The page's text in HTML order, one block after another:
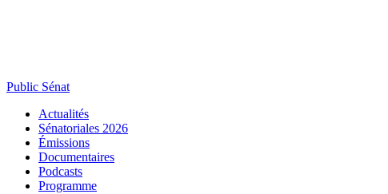
Public Sénat
Actualités
Sénatoriales 2026
Émissions
Documentaires
Podcasts
Programme